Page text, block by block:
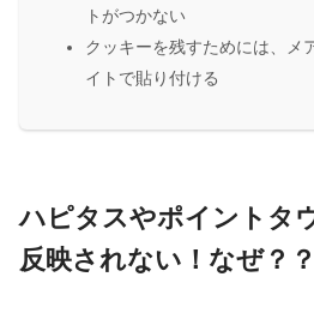
トがつかない
クッキーを残すためには、メ
イトで貼り付ける
ハピタスやポイントタ
反映されない！なぜ？